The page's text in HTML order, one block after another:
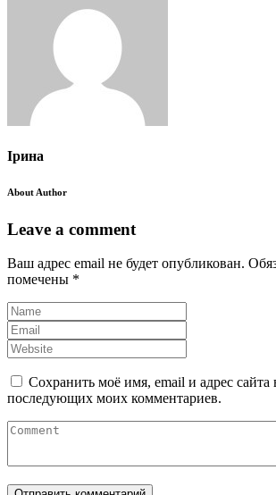
Ірина
About Author
Leave a comment
Ваш адрес email не будет опубликован.
помечены *
Сохранить моё имя, email и адрес сайта
последующих моих комментариев.